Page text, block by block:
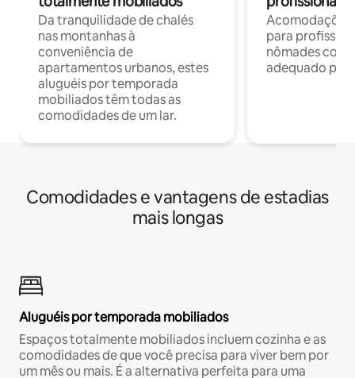
Da tranquilidade de chalés
nas montanhas à
conveniência de
apartamentos urbanos, estes
aluguéis por temporada
mobiliados têm todas as
comodidades de um lar.
para
nômades com
adequado
Comodidades e vantagens de estadias
mais longas
Aluguéis por temporada mobiliados
Espaços totalmente mobiliados incluem cozinha e as
comodidades de que você precisa para viver bem por
um mês ou mais. É a alternativa perfeita para uma